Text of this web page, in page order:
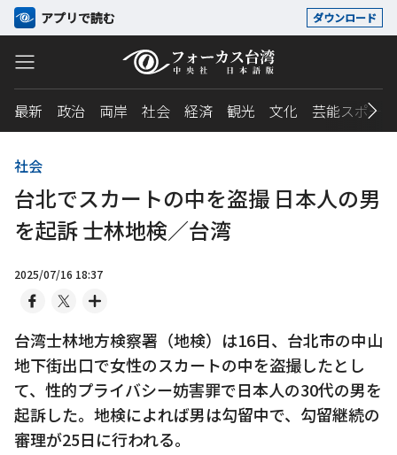
アプリで読む ダウンロード
最新 政治 両岸 社会 経済 観光 文化 芸能スポーツ
社会
台北でスカートの中を盗撮 日本人の男
を起訴 士林地検／台湾
2025/07/16 18:37
台湾士林地方検察署（地検）は16日、台北市の中山
地下街出口で女性のスカートの中を盗撮したとし
て、性的プライバシー妨害罪で日本人の30代の男を
起訴した。地検によれば男は勾留中で、勾留継続の
審理が25日に行われる。